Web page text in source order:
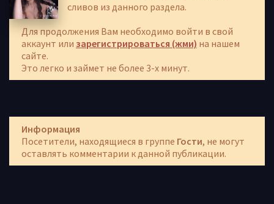
сливов из данного раздела.
Для продолжения Вам необходимо войти в свой
аккаунт или зарегистрироваться (жми) на нашем
сайте.
Это легко и займет не более 3-х минут.
Информация
Посетители, находящиеся в группе Гости, не могут
оставлять комментарии к данной публикации.